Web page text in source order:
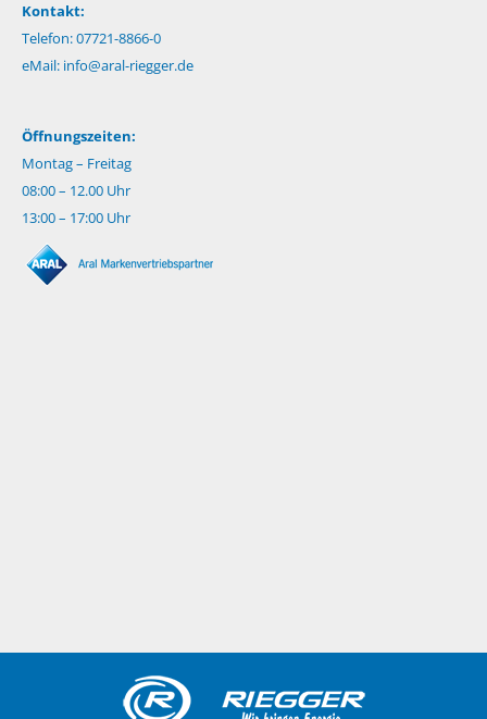
Kontakt:
Telefon: 07721-8866-0
eMail: info@aral-riegger.de
Öffnungszeiten:
Montag – Freitag
08:00 – 12.00 Uhr
13:00 – 17:00 Uhr